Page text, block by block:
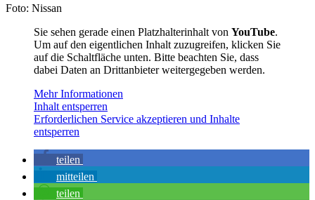
Foto: Nissan
Sie sehen gerade einen Platzhalterinhalt von YouTube.
Um auf den eigentlichen Inhalt zuzugreifen, klicken Sie
auf die Schaltfläche unten. Bitte beachten Sie, dass
dabei Daten an Drittanbieter weitergegeben werden.
Mehr Informationen
Inhalt entsperren
Erforderlichen Service akzeptieren und Inhalte
entsperren
teilen
mitteilen
teilen